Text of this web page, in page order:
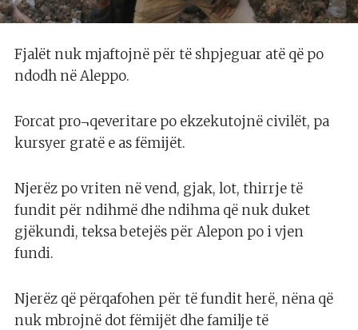
Fjalët nuk mjaftojnë për të shpjeguar atë që po
ndodh në Aleppo.
Forcat pro¬qeveritare po ekzekutojnë civilët, pa
kursyer gratë e as fëmijët.
Njerëz po vriten në vend, gjak, lot, thirrje të
fundit për ndihmë dhe ndihma që nuk duket
gjëkundi, teksa betejës për Alepon po i vjen
fundi.
Njerëz që përqafohen për të fundit herë, nëna që
nuk mbrojnë dot fëmijët dhe familje të